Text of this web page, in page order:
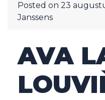
Posted on 23
Janssens
AVA